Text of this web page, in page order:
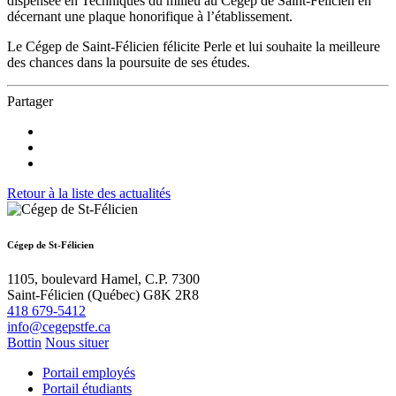
décernant une plaque honorifique à l’établissement.
Le Cégep de Saint-Félicien félicite Perle et lui souhaite la meilleure
des chances dans la poursuite de ses études.
Partager
Retour à la liste des actualités
Cégep de St-Félicien
1105, boulevard Hamel, C.P. 7300
Saint-Félicien (Québec) G8K 2R8
418 679-5412
info@cegepstfe.ca
Bottin Nous situer
Portail employés
Portail étudiants